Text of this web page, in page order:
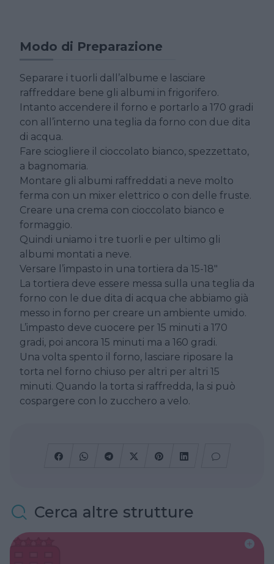
Modo di Preparazione
Separare i tuorli dall’albume e lasciare
raffreddare bene gli albumi in frigorifero.
Intanto accendere il forno e portarlo a 170 gradi
con all’interno una teglia da forno con due dita
di acqua.
Fare sciogliere il cioccolato bianco, spezzettato,
a bagnomaria.
Montare gli albumi raffreddati a neve molto
ferma con un mixer elettrico o con delle fruste.
Creare una crema con cioccolato bianco e
formaggio.
Quindi uniamo i tre tuorli e per ultimo gli
albumi montati a neve.
Versare l’impasto in una tortiera da 15-18″
La tortiera deve essere messa sulla una teglia da
forno con le due dita di acqua che abbiamo già
messo in forno per creare un ambiente umido.
L’impasto deve cuocere per 15 minuti a 170
gradi, poi ancora 15 minuti ma a 160 gradi.
Una volta spento il forno, lasciare riposare la
torta nel forno chiuso per altri per altri 15
minuti. Quando la torta si raffredda, la si può
cospargere con lo zucchero a velo.
Cerca altre strutture